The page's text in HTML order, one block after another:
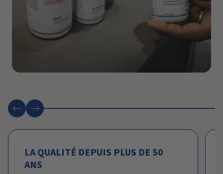
Retoursuivant
LA QUALITÉ DEPUIS PLUS DE 50
ANS